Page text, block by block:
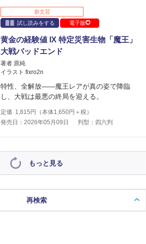
新文芸
試し読みをする
電子版
黄金の経験値 IX 特定災害生物「魔王」
大戦バッドエンド
著者 原純
イラスト fixro2n
特性、全解放――魔王レアが真の姿で降臨
し、大戦は最悪の終局を迎える。
定価 1,815 円（本体1,650円＋税）
発売日：2026年05月09日
判型：四六判
もっと見る
再検索